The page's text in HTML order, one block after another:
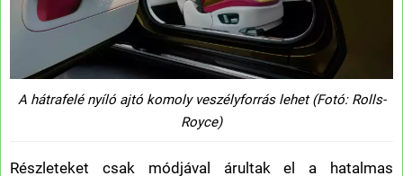
A hátrafelé nyíló ajtó komoly veszélyforrás lehet (Fotó: Rolls-
Royce)
Részleteket csak módjával árultak el a hatalmas